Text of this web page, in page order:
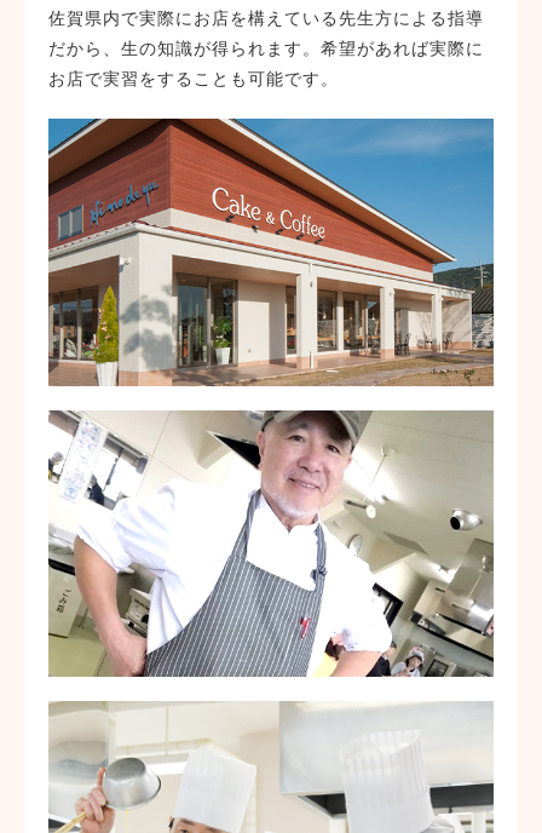
佐賀県内で実際にお店を構えている先生方による指導
だから、生の知識が得られます。希望があれば実際に
お店で実習をすることも可能です。